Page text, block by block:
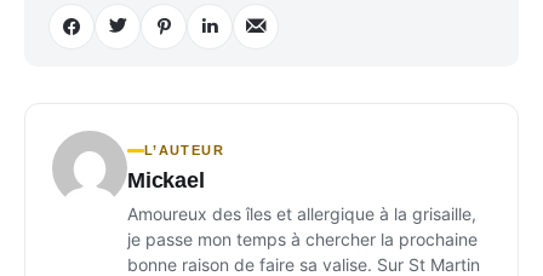
L’AUTEUR
Mickael
Amoureux des îles et allergique à la grisaille,
je passe mon temps à chercher la prochaine
bonne raison de faire sa valise. Sur St Martin